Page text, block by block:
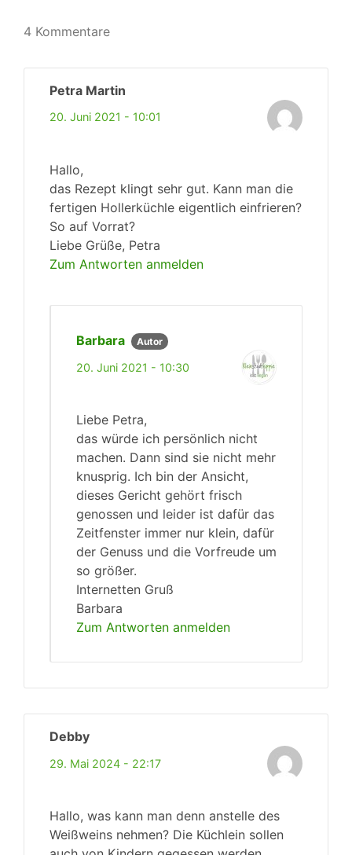
4 Kommentare
Petra Martin
20. Juni 2021 - 10:01
Hallo,
das Rezept klingt sehr gut. Kann man die
fertigen Hollerküchle eigentlich einfrieren?
So auf Vorrat?
Liebe Grüße, Petra
Zum Antworten anmelden
Barbara Autor
20. Juni 2021 - 10:30
Liebe Petra,
das würde ich persönlich nicht
machen. Dann sind sie nicht mehr
knusprig. Ich bin der Ansicht,
dieses Gericht gehört frisch
genossen und leider ist dafür das
Zeitfenster immer nur klein, dafür
der Genuss und die Vorfreude um
so größer.
Internetten Gruß
Barbara
Zum Antworten anmelden
Debby
29. Mai 2024 - 22:17
Hallo, was kann man denn anstelle des
Weißweins nehmen? Die Küchlein sollen